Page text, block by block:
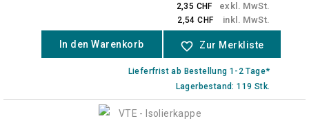
2,35 CHF exkl. MwSt.
2,54 CHF inkl. MwSt.
In den Warenkorb favorite_border Zur Merkliste
Lieferfrist ab Bestellung 1-2 Tage*
Lagerbestand: 119 Stk.